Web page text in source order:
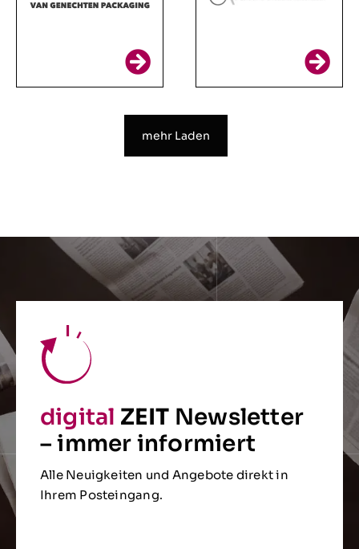
mehr Laden
digital ZEIT Newsletter
– immer informiert
Alle Neuigkeiten und Angebote direkt in
Ihrem Posteingang.